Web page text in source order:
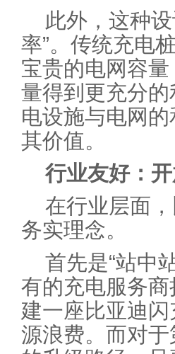
此外，这种
率”。传统充电
宝贵的电网容
量得到更充分
电设施与电网
其价值。
行业友好：
在行业层面
务实理念。
首先是“站中
有的充电服务
建一座比亚迪
源浪费。而对